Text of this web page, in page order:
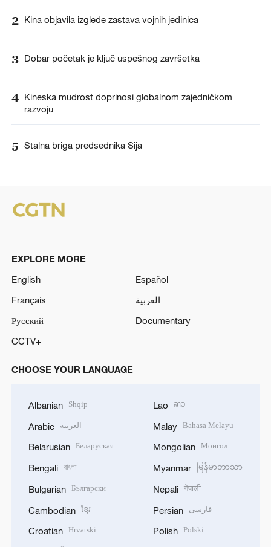
2 Kina objavila izglede zastava vojnih jedinica
3 Dobar početak je ključ uspešnog završetka
4 Kineska mudrost doprinosi globalnom zajedničkom
razvoju
5 Stalna briga predsednika Sija
EXPLORE MORE
English
Español
Français
العربية
Русский
Documentary
CCTV+
CHOOSE YOUR LANGUAGE
Albanian Shqip
Arabic العربية
Belarusian Беларуская
Bengali বাংলা
Bulgarian Български
Cambodian ខ្មែរ
Croatian Hrvatski
Lao ລາວ
Malay Bahasa Melayu
Mongolian Монгол
Myanmar မြန်မာဘာသာ
Nepali नेपाली
Persian فارسی
Polish Polski